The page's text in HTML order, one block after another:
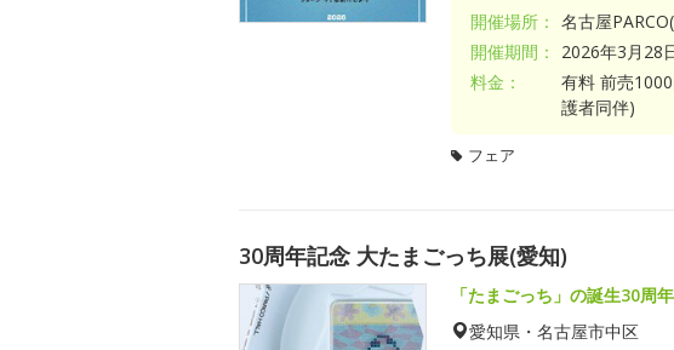
開催場所： 名古屋
開催期間：
2026年3月28
料金：
有料 前売
護者同伴)
フェア
30周年記念 大たまごっち展(愛知)
「たまごっち」の誕生30周
愛知県・名古屋市中区